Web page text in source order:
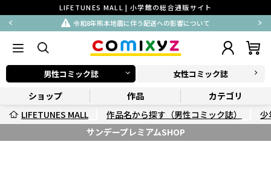
LIFETUNES MALL | 小学館の総合通販サイト
令和8年熊本地震に伴う配送への影響について
男性コミック誌 女性コミック誌
ショップ 作品
カテゴリ
LIFETUNES MALL
作品名から探す（男性コミック誌）
少
サンデープレミアムSHOP